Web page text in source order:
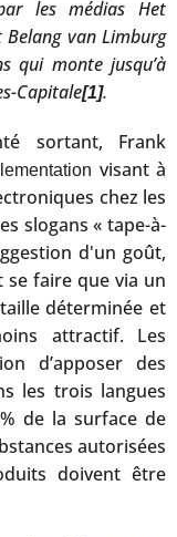
les médias Het
Belang van Limburg
qui monte jusqu’à
Capitale[1].
sortant, Frank
visant à
chez les
slogans « tape-à-
d'un goût,
faire que via un
déterminée et
attractif. Les
d’apposer des
les trois langues
de la surface de
autorisées
doivent être